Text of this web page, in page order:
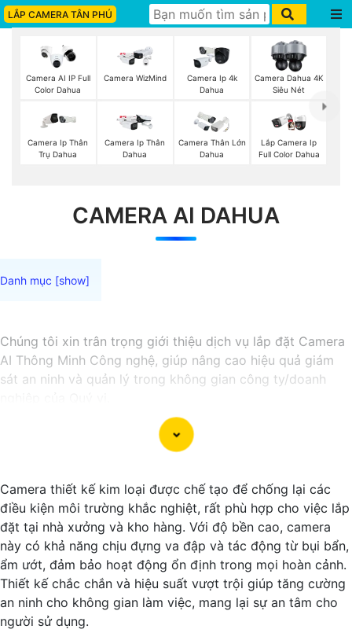
LẮP CAMERA TÂN PHÚ
Camera AI IP Full
Color Dahua
Camera WizMind
Camera Ip 4k
Dahua
Camera Dahua 4K
Siêu Nét
Camera Ip Thân
Trụ Dahua
Camera Ip Thân
Dahua
Camera Thân Lớn
Dahua
Lắp Camera Ip
Full Color Dahua
CAMERA AI DAHUA
Chúng tôi xin trân trọng giới thiệu dịch vụ lắp đặt Camera
AI Thông Minh Công nghệ, giúp nâng cao hiệu quả giám
sát an ninh và quản lý trong không gian công ty/doanh
**AI Thông Minh**: Hệ thống Camera được tích hợp
công nghệ AI cung cấp khả năng phân tích hình ảnh, nhận
báo tự động. ✴️2:**Giám Sát Thời Gian Thực**: Quý vị
có thể theo dõi và giám sát từ xa mọi hoạt động trong
công ty/ngôi nhà 24/7 thông qua ứng dụng di động hoặc
máy tính cá nhân. ✪3:**Lưu Trữ An Toàn**: Dữ liệu hình
ảnh được lưu trữ an toàn và dễ dàng truy xuất khi cần
thiết, giúp hỗ trợ điều tra và xác minh sự kiện. ✺4: **Tích
hợp Hệ Thống**: Hệ thống Camera AI Thông Minh có thể
kết hợp với các thiết bị an ninh khác để tạo lập một hệ
Camera thiết kế kim loại được chế tạo để chống lại các
điều kiện môi trường khắc nghiệt, rất phù hợp cho việc lắp
đặt tại nhà xưởng và kho hàng. Với độ bền cao, camera
này có khả năng chịu đựng va đập và tác động từ bụi bẩn,
ẩm ướt, đảm bảo hoạt động ổn định trong mọi hoàn cảnh.
Thiết kế chắc chắn và hiệu suất vượt trội giúp tăng cường
an ninh cho không gian làm việc, mang lại sự an tâm cho
người sử dụng.